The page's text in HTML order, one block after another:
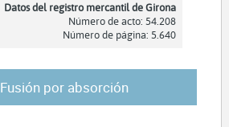
Datos del registro mercantil de Girona
Número de acto: 54.208
Número de página: 5.640
Fusión por absorción